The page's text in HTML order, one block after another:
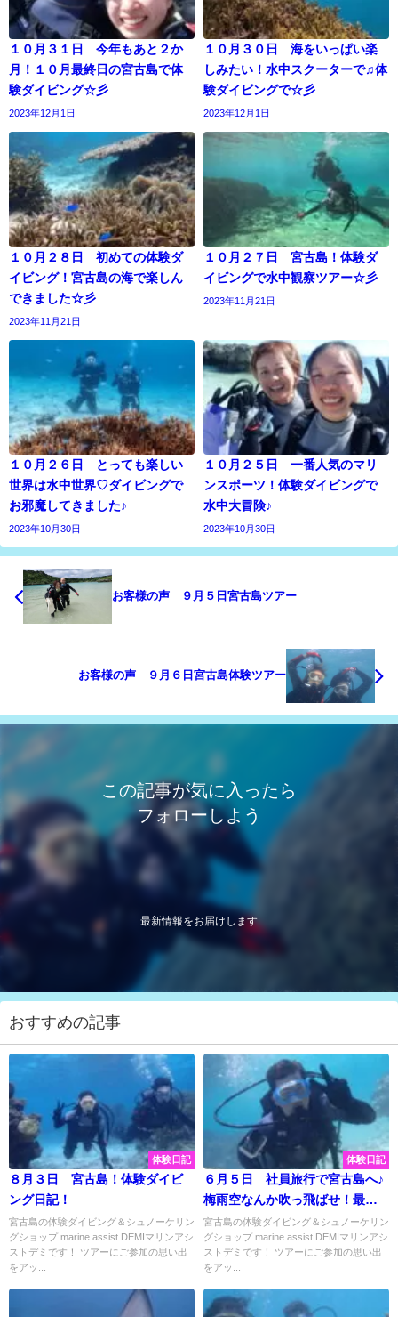
１０月３１日 今年もあと２か
月！１０月最終日の宮古島で体
験ダイビング☆彡
2023年12月1日
１０月３０日 海をいっぱい楽
しみたい！水中スクーターで♫体
験ダイビングで☆彡
2023年12月1日
１０月２８日 初めての体験ダ
イビング！宮古島の海で楽しん
できました☆彡
2023年11月21日
１０月２７日 宮古島！体験ダ
イビングで水中観察ツアー☆彡
2023年11月21日
１０月２６日 とっても楽しい
世界は水中世界♡ダイビングで
お邪魔してきました♪
2023年10月30日
１０月２５日 一番人気のマリ
ンスポーツ！体験ダイビングで
水中大冒険♪
2023年10月30日
お客様の声 ９月５日宮古島ツアー
お客様の声 ９月６日宮古島体験ツアー
この記事が気に入ったら
フォローしよう
最新情報をお届けします
おすすめの記事
体験日記
８月３日 宮古島！体験ダイビ
ング日記！
宮古島の体験ダイビング＆シュノーケリン
グショップ marine assist DEMIマリンアシ
ストデミです！ ツアーにご参加の思い出
をアッ...
体験日記
６月５日 社員旅行で宮古島へ♪
梅雨空なんか吹っ飛ばせ！最高
の天気で体験ダイビング♡
宮古島の体験ダイビング＆シュノーケリン
グショップ marine assist DEMIマリンアシ
ストデミです！ ツアーにご参加の思い出
をアッ...